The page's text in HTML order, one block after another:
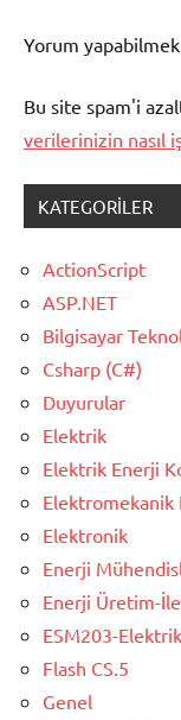
Yorum
Bu site spam'i
verilerinizin nasıl
KATEGORILER
ActionScript
ASP.NET
Bilgisayar
Csharp (C#)
Duyurular
Elektrik
Elektrik Enerji
Elektromekanik
Elektronik
Enerji
Enerji Üretim-
ESM203-
Flash CS.5
Genel